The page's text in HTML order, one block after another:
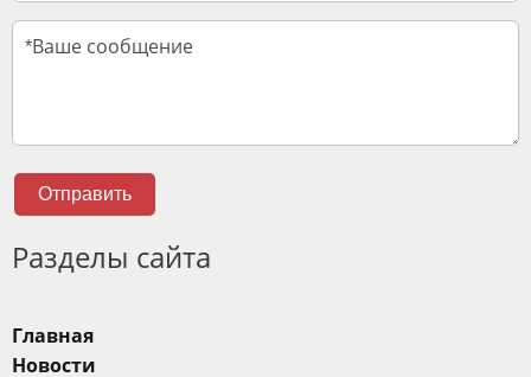
Отправить
Разделы сайта
Главная
Новости